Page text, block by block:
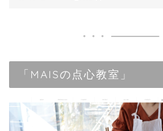
「MAISの点心教室」